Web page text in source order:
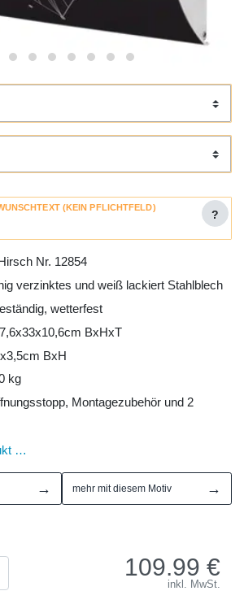
(KEIN PFLICHTFELD)
?
Nr. 12854
verzinktes und weiß lackiert Stahlblech
wetterfest
BxHxT
BxH
kg
Montagezubehör und 2
…
→ mehr mit diesem Motiv →
109.99 €
inkl. MwSt.